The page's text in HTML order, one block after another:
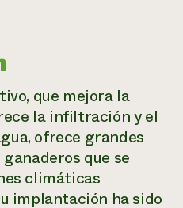
que mejora la
la infiltración y el
ofrece grandes
que se
climáticas
implantación ha sido